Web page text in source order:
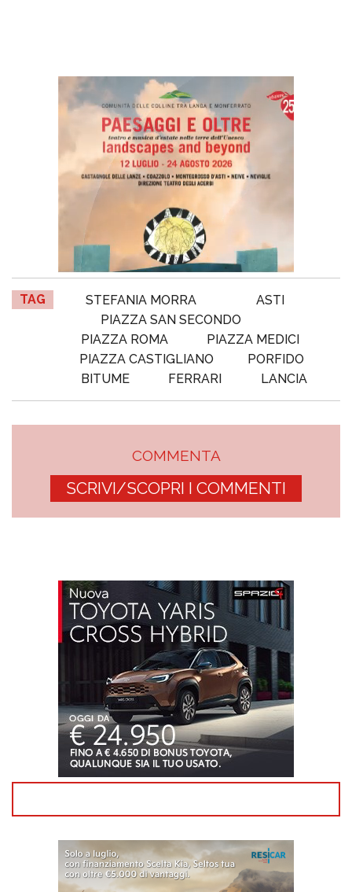
TAG STEFANIA MORRA
ASTI
PIAZZA SAN SECONDO
PIAZZA ROMA
PIAZZA MEDICI
PIAZZA CASTIGLIANO
PORFIDO
BITUME
FERRARI LANCIA
COMMENTA
SCRIVI/SCOPRI I COMMENTI